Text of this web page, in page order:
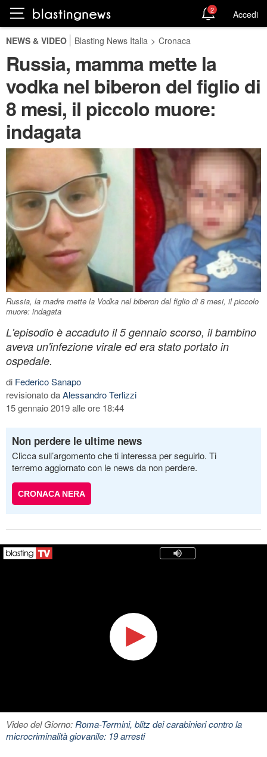
2 Accedi
NEWS & VIDEO Blasting News Italia > Cronaca
Russia, mamma mette la
vodka nel biberon del figlio di
8 mesi, il piccolo muore:
indagata
Russia, la madre mette la Vodka nel biberon del figlio di 8 mesi, il piccolo
muore: indagata
L'episodio è accaduto il 5 gennaio scorso, il bambino
aveva un'infezione virale ed era stato portato in
ospedale.
di Federico Sanapo
revisionato daAlessandro Terlizzi
15 gennaio 2019 alle ore 18:44
Non perdere le ultime news
Clicca sull’argomento che ti interessa per seguirlo. Ti
terremo aggiornato con le news da non perdere.
CRONACA NERA
Video del Giorno:Roma-Termini, blitz dei carabinieri contro la
microcriminalità giovanile: 19 arresti